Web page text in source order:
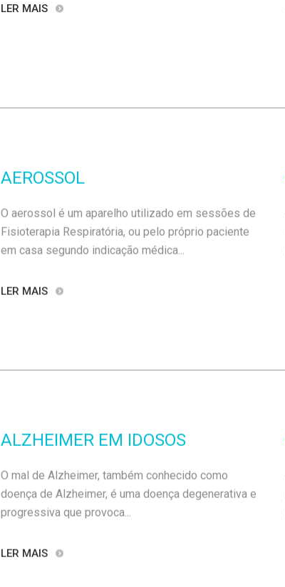
LER MAIS
AEROSSOL
O aerossol é um aparelho utilizado em sessões de
Fisioterapia Respiratória, ou pelo próprio paciente
em casa segundo indicação médica...
LER MAIS
ALZHEIMER EM IDOSOS
O mal de Alzheimer, também conhecido como
doença de Alzheimer, é uma doença degenerativa e
progressiva que provoca...
LER MAIS